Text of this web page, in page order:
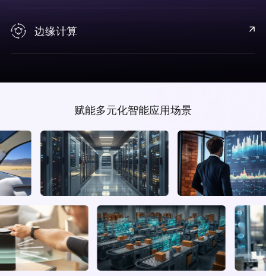
边缘计算
赋能多元化智能应用场景